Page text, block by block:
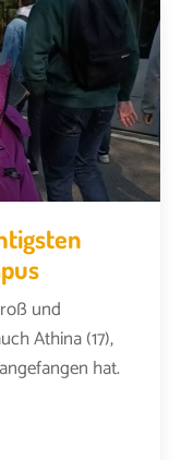
und
Athina (17),
hat.